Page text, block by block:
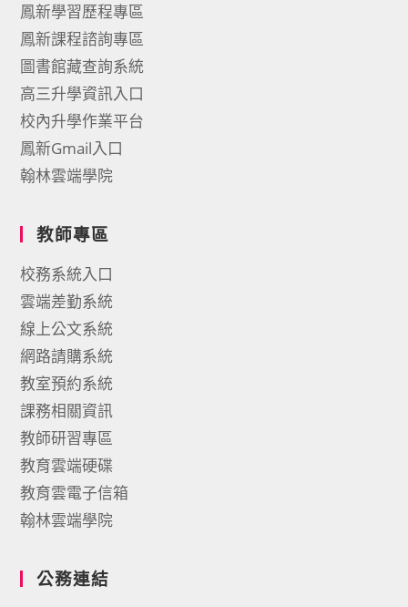
鳳新學習歷程專區
鳳新課程諮詢專區
圖書館藏查詢系統
高三升學資訊入口
校內升學作業平台
鳳新Gmail入口
翰林雲端學院
教師專區
校務系統入口
雲端差勤系統
線上公文系統
網路請購系統
教室預約系統
課務相關資訊
教師研習專區
教育雲端硬碟
教育雲電子信箱
翰林雲端學院
公務連結